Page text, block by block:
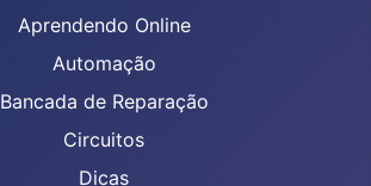
Aprendendo Online
Automação
Bancada de Reparação
Circuitos
Dicas